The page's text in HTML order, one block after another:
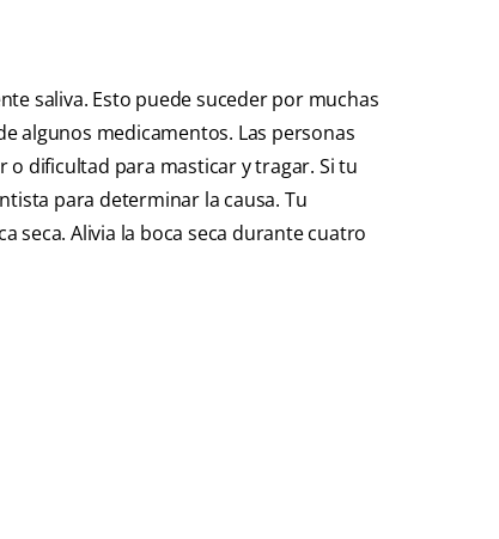
saliva. Esto puede suceder por muchas
algunos medicamentos. Las personas
dificultad para masticar y tragar. Si tu
para determinar la causa. Tu
seca. Alivia la boca seca durante cuatro